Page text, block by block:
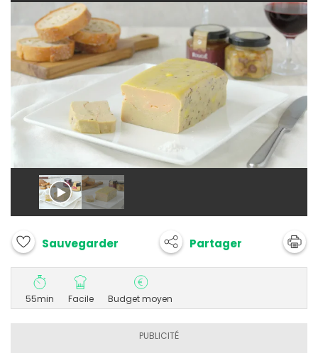
Sauvegarder Partager
55min Facile Budget moyen